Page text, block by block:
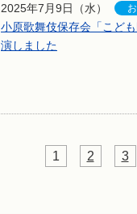
2025年7月9日（水）
小原歌舞伎保存会「こど
演しました
1 2 3